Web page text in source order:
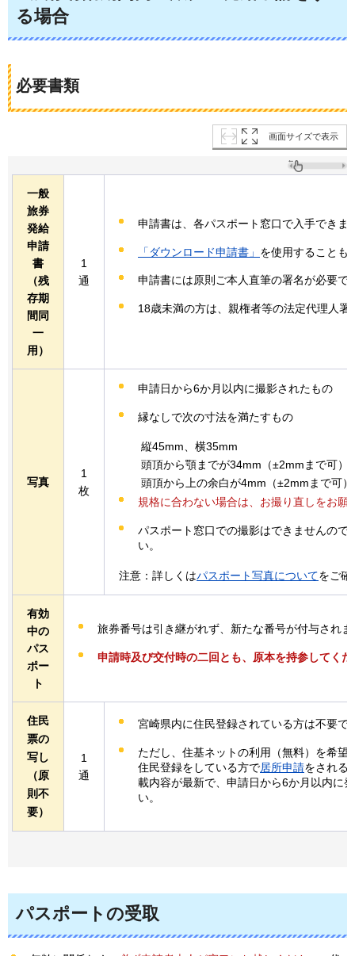
る場合
必要書類
画面サイズで表示
一般
旅券
発給
申請
書
（残
存期
間同
一
用）
1
通
申請書は、各パスポート窓口で入手できま
「ダウンロード申請書」 を使用することも
申請書には原則ご本人直筆の署名が必要で
18歳未満の方は、親権者等の法定代理人署
写真
1
枚
申請日から6か月以内に撮影されたもの
縁なしで次の寸法を満たすもの
縦45mm、横35mm
頭頂から顎までが34mm（±2mmまで可）
頭頂から上の余白が4mm（±2mmまで可）
規格に合わない場合は、お撮り直しをお願
パスポート窓口での撮影はできませんので
い。
注意：詳しくはパスポート写真についてをご確
有効
中の
パス
ポー
ト
旅券番号は引き継がれず、新たな番号が付与されま
申請時及び交付時の二回とも、原本を持参してく
住民
票の
写し
（原
則不
要）
1
通
宮崎県内に住民登録されている方は不要で
ただし、住基ネットの利用（無料）を希望
住民登録をしている方で居所申請をされる
載内容が最新で、申請日から6か月以内に
い。
パスポートの受取